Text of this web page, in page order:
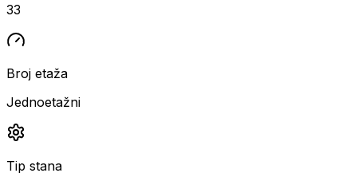
33
Broj etaža
Jednoetažni
Tip stana